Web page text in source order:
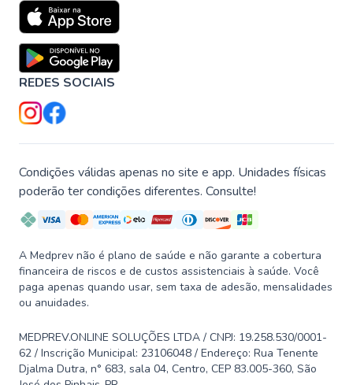
REDES SOCIAIS
Condições válidas apenas no site e app. Unidades físicas
poderão ter condições diferentes. Consulte!
A Medprev não é plano de saúde e não garante a cobertura
financeira de riscos e de custos assistenciais à saúde. Você
paga apenas quando usar, sem taxa de adesão, mensalidades
ou anuidades.
MEDPREV.ONLINE SOLUÇÕES LTDA / CNPJ: 19.258.530/0001-
62 / Inscrição Municipal: 23106048 / Endereço: Rua Tenente
Djalma Dutra, n° 683, sala 04, Centro, CEP 83.005-360, São